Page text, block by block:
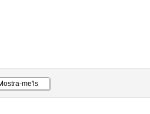
me'ls